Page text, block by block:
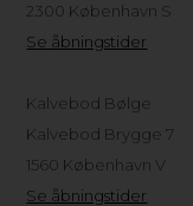
2300 København S
Se åbningstider
Kalvebod Bølge
Kalvebod Brygge 7
1560 København V
Se åbningstider